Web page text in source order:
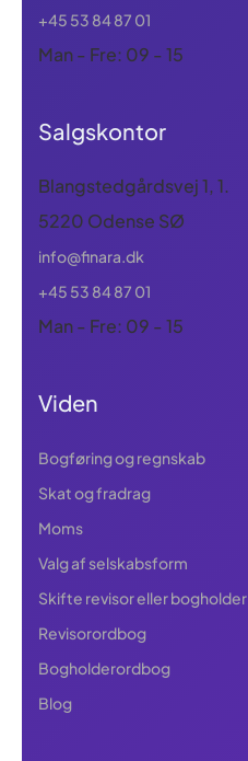
+45 53 84 87 01
Man - Fre: 09 - 15
Salgskontor
Blangstedgårdsvej 1, 1.
5220 Odense SØ
info@finara.dk
+45 53 84 87 01
Man - Fre: 09 - 15
Viden
Bogføring og regnskab
Skat og fradrag
Moms
Valg af selskabsform
Skifte revisor eller bogholder
Revisorordbog
Bogholderordbog
Blog